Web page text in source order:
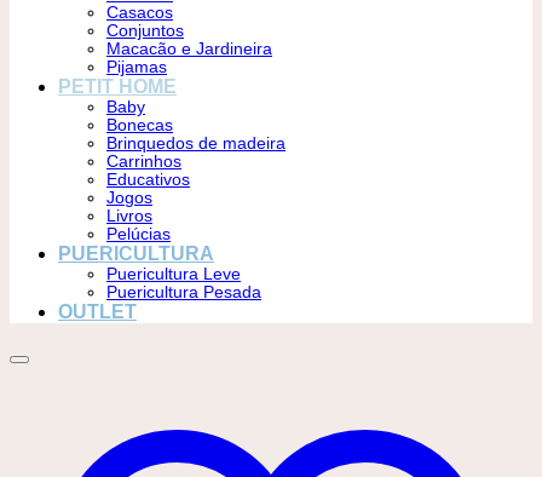
Casacos
Conjuntos
Macacão e Jardineira
Pijamas
PETIT HOME
Baby
Bonecas
Brinquedos de madeira
Carrinhos
Educativos
Jogos
Livros
Pelúcias
PUERICULTURA
Puericultura Leve
Puericultura Pesada
OUTLET